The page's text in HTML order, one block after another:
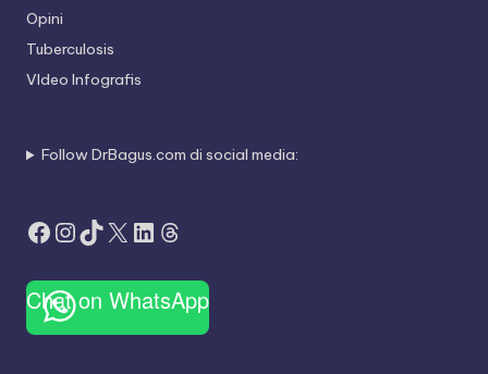
Opini
Tuberculosis
VIdeo Infografis
Follow DrBagus.com di social media:
Facebook
Instagram
TikTok
X LinkedIn
Threads
Chat on WhatsApp